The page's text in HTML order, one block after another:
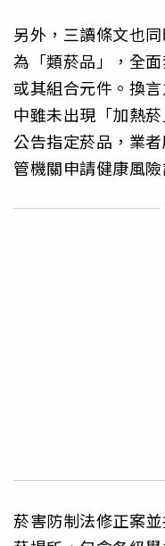
另外，三讀條文也
為「類菸品」，全
或其組合元件。換
中雖未出現「加熱
公告指定菸品，業
管機關申請健康風
菸害防制法修正案